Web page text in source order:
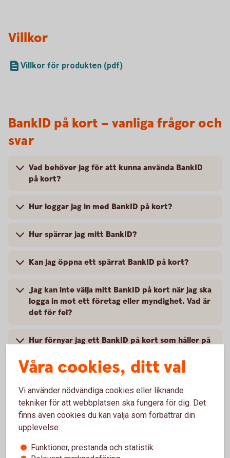
Villkor
Villkor för produkten (pdf)
BankID på kort – vanliga frågor och
svar
Vad behöver jag för att kunna använda BankID
på kort?
Hur loggar jag in med BankID på kort?
Hur spärrar jag mitt BankID?
Kan jag öppna ett spärrat BankID på kort?
Jag kan inte välja mitt BankID på kort när jag ska
logga in mot ett företag eller myndighet. Vad är
det för fel?
Hur förnyar jag ett BankID på kort som håller på
Hur byter jag lösenord (PIN-kod) på mitt BankID
på kort?
Jag har glömt mitt lösenord. Vad ska jag göra?
Våra cookies, ditt val
Vi använder nödvändiga cookies eller liknande
tekniker för att webbplatsen ska fungera för dig. Det
finns även cookies du kan välja som förbättrar din
upplevelse:
Funktioner, prestanda och statistik